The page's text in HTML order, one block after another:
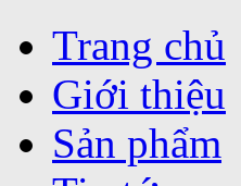
Trang chủ
Giới thiệu
Sản phẩm